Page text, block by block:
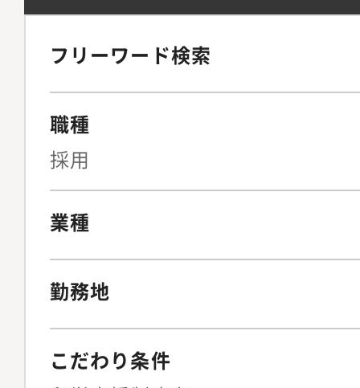
フリーワード検索
職種
採用
業種
勤務地
こだわり条件